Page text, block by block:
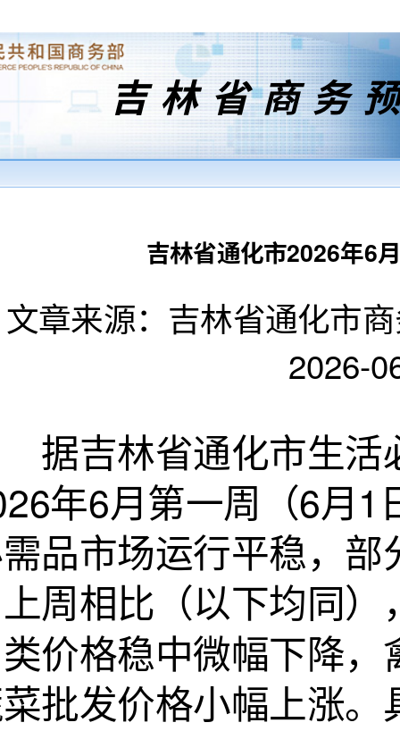
吉林省商务
吉林省通化市2026年6
文章来源：吉林省通化市
2026-
林省通化市生活
年6月第一周（6月1
品市场运行平稳，
周相比（以下均同
价格稳中微幅下降
批发价格小幅上涨